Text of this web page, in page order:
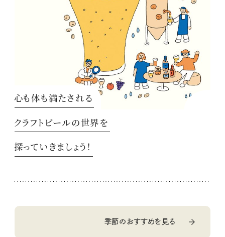
心も体も満たされる
クラフトビールの世界を
探っていきましょう！
季節のおすすめを見る